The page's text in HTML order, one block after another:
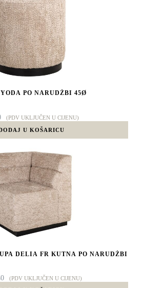
PO NARUDŽBI 45Ø
(PDV UKLJUČEN U CIJENU)
U KOŠARICU
DELIA FR KUTNA PO NARUDŽBI
(PDV UKLJUČEN U CIJENU)